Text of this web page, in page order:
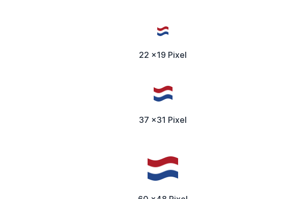
22 x19 Pixel
37 x31 Pixel